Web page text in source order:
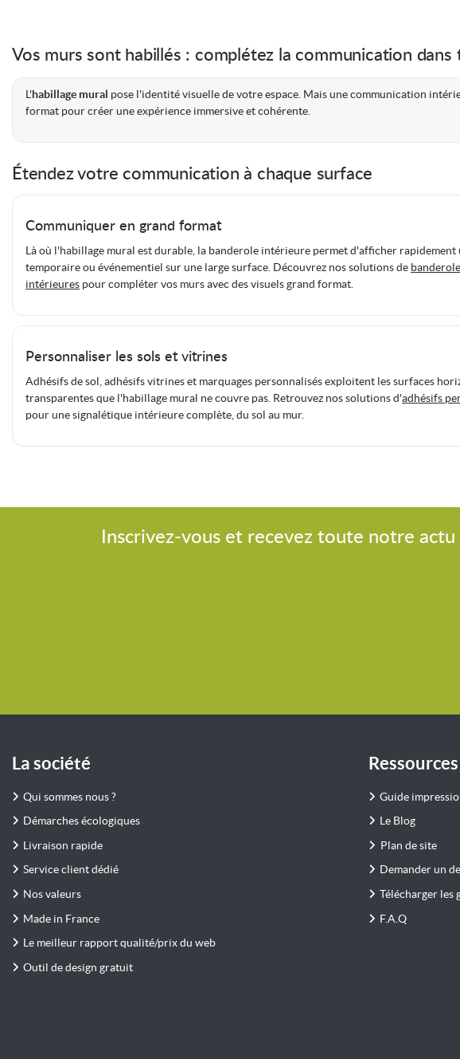
Privilégier des visuels en haute définition
Harmoniser les couleurs avec votre charte graphique
pour concevoir un visuel parfaitement
Vos murs sont habillés : complétez la communication
L'habillage mural pose l'identité visuelle de votre espace. Mais une communication
format pour créer une expérience immersive et cohérente.
Étendez votre communication à chaque surface
Communiquer en grand format
Là où l'habillage mural est durable, la banderole intérieure permet d'afficher rapidement
temporaire ou événementiel sur une large surface. Découvrez nos solutions de
intérieures pour compléter vos murs avec des visuels grand format.
Personnaliser les sols et vitrines
Adhésifs de sol, adhésifs vitrines et marquages personnalisés exploitent les surfaces
transparentes que l'habillage mural ne couvre pas. Retrouvez nos solutions d'adhésifs
pour une signalétique intérieure complète, du sol au mur.
Inscrivez-vous et recevez toute notre actu
La société
Qui sommes nous ?
Démarches écologiques
Livraison rapide
Service client dédié
Nos valeurs
Made in France
Le meilleur rapport qualité/prix du web
Outil de design gratuit
Ressources
Guide
Le Blog
Plan de site
Demander un
Télécharger les
F.A.Q